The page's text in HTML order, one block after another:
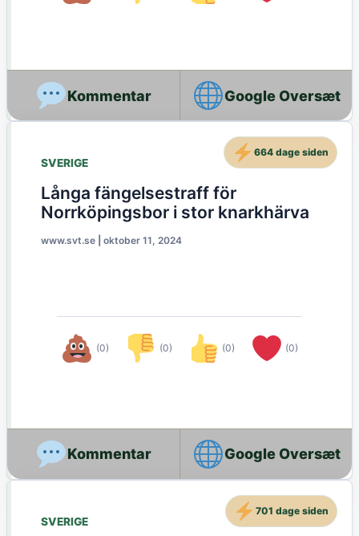
Google Oversæt
SVERIGE
Långa fängelsestraff för
Norrköpingsbor i stor knarkhärva
www.svt.se oktober 11, 2024
(0) (0) (0) (0)
664 dage siden
Google Oversæt
SVERIGE
701 dage siden